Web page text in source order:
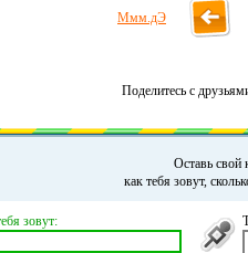
Ммм.дЭ
Поделитесь с
Оставь свой
как тебя зовут,
зовут: